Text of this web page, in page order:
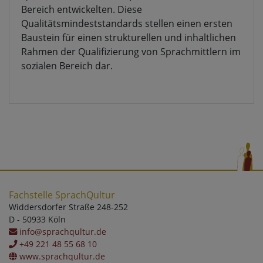
Bereich entwickelten. Diese
Qualitätsmindeststandards stellen einen ersten
Baustein für einen strukturellen und inhaltlichen
Rahmen der Qualifizierung von Sprachmittlern im
sozialen Bereich dar.
Fachstelle SprachQultur
Widdersdorfer Straße 248-252
D - 50933 Köln
info@sprachqultur.de
+49 221 48 55 68 10
www.sprachqultur.de